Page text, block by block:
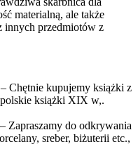
materialną, ale także
innych przedmiotów z
– Chętnie kupujemy książki z
książki XIX w,.
– Zapraszamy do odkrywania
sreber, biżuterii etc.,